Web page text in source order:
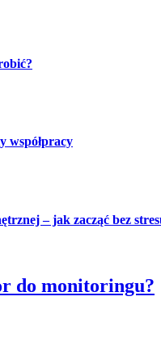
współpracy
– jak zacząć bez
do monitoringu?